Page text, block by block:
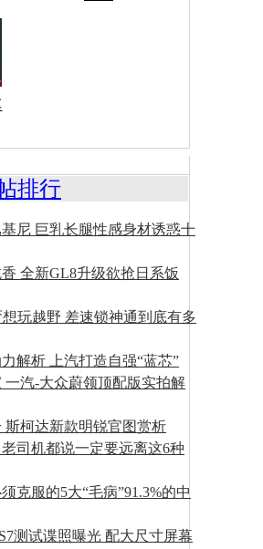
排行
尼 巨乳长腿性感身材诱惑十
全新GL8升级欲抢日系饭
玩越野 差速锁神通到底有多
解析 上汽打造自强“蓝芯”
一汽-大众蔚领顶配版实拍解
斯柯达新款明锐官图赏析
司机都说一定要远离这6种
克服的5大“毛病”91.3%的中
测试谍照曝光 配大尺寸屏幕